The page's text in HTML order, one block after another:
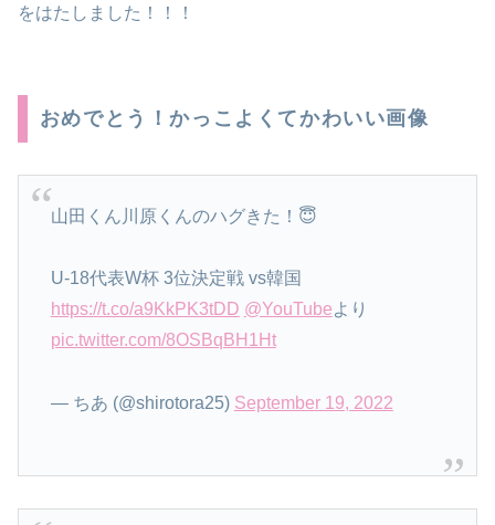
をはたしました！！！
おめでとう！かっこよくてかわいい画像
山田くん川原くんのハグきた！😇
U-18代表W杯 3位決定戦 vs韓国
https://t.co/a9KkPK3tDD @YouTubeより
pic.twitter.com/8OSBqBH1Ht
— ちあ (@shirotora25) September 19, 2022